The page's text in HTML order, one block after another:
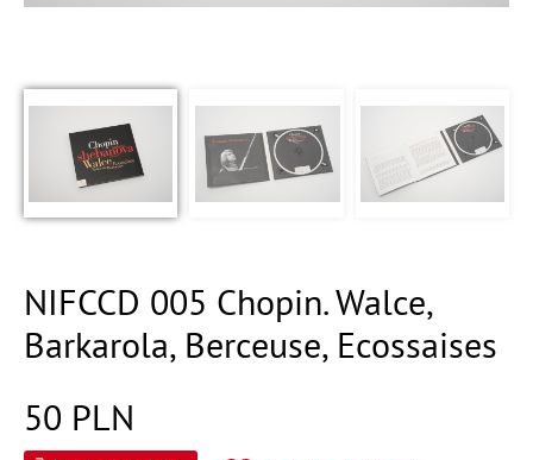
NIFCCD 005 Chopin. Walce,
Barkarola, Berceuse, Ecossaises
50 PLN